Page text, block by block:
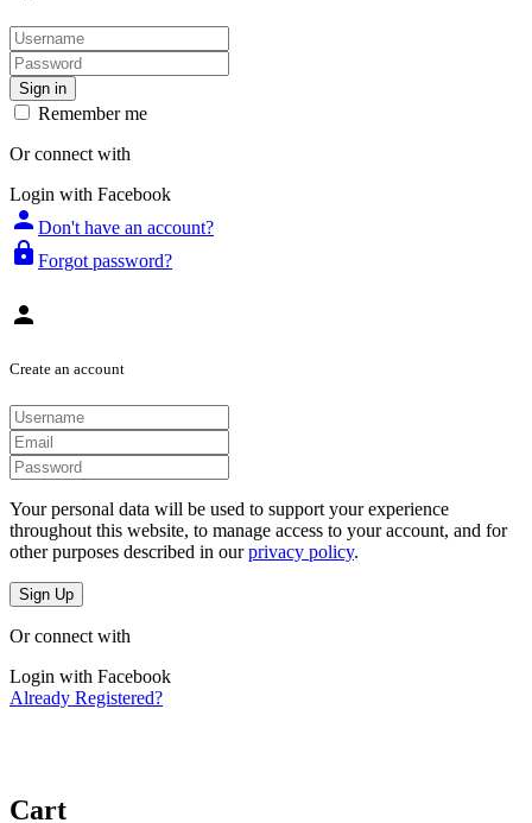
Sign in
Remember me
Or connect with
Login with Facebook
person Don't have an account?
lock Forgot password?
person
Create an account
Your personal data will be used to support your experience
throughout this website, to manage access to your account, and for
other purposes described in ourprivacy policy.
Sign Up
Or connect with
Login with Facebook
Already Registered?
Cart